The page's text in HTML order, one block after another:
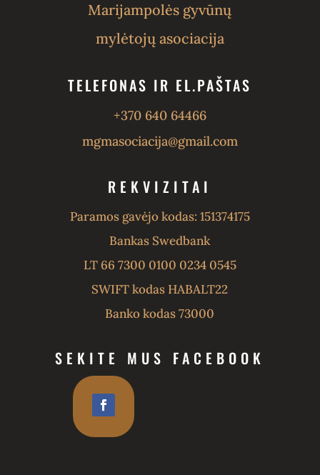
Marijampolės gyvūnų
mylėtojų asociacija
TELEFONAS IR EL.PAŠTAS
+370 640 64466
mgmasociacija@gmail.com
REKVIZITAI
Paramos gavėjo kodas: 151374175
Bankas Swedbank
LT 66 7300 0100 0234 0545
SWIFT kodas HABALT22
Banko kodas 73000
SEKITE MUS FACEBOOK